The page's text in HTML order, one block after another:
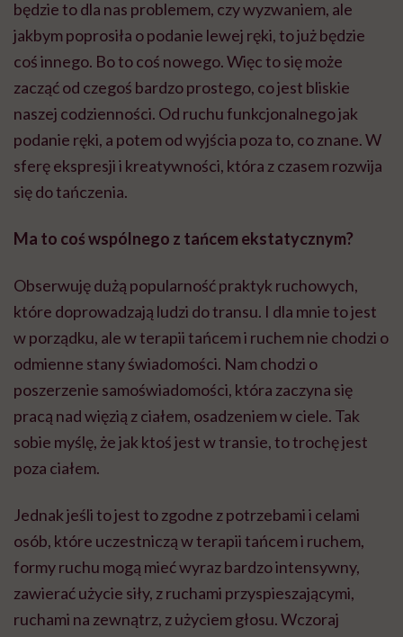
będzie to dla nas problemem, czy wyzwaniem, ale
jakbym poprosiła o podanie lewej ręki, to już będzie
coś innego. Bo to coś nowego. Więc to się może
zacząć od czegoś bardzo prostego, co jest bliskie
naszej codzienności. Od ruchu funkcjonalnego jak
podanie ręki, a potem od wyjścia poza to, co znane. W
sferę ekspresji i kreatywności, która z czasem rozwija
się do tańczenia.
Ma to coś wspólnego z tańcem ekstatycznym?
Obserwuję dużą popularność praktyk ruchowych,
które doprowadzają ludzi do transu. I dla mnie to jest
w porządku, ale w terapii tańcem i ruchem nie chodzi o
odmienne stany świadomości. Nam chodzi o
poszerzenie samoświadomości, która zaczyna się
pracą nad więzią z ciałem, osadzeniem w ciele. Tak
sobie myślę, że jak ktoś jest w transie, to trochę jest
poza ciałem.
Jednak jeśli to jest to zgodne z potrzebami i celami
osób, które uczestniczą w terapii tańcem i ruchem,
formy ruchu mogą mieć wyraz bardzo intensywny,
zawierać użycie siły, z ruchami przyspieszającymi,
ruchami na zewnątrz, z użyciem głosu. Wczoraj